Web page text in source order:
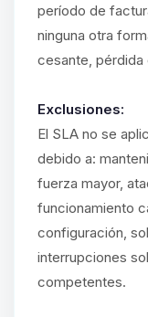
período de
ninguna otra
cesante,
Exclusiones:
El SLA no se
debido a:
fuerza mayor,
funcionamiento
configuración,
interrupciones
competentes.